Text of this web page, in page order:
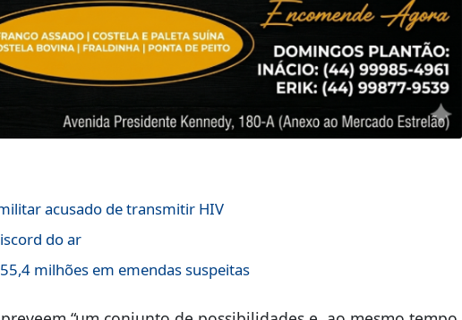
acusado de transmitir HIV
do ar
milhões em emendas suspeitas